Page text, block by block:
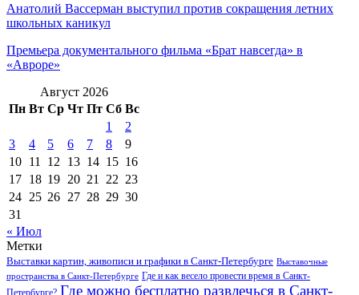
Анатолий Вассерман выступил против сокращения летних
школьных каникул
Премьера документального фильма «Брат навсегда» в
«Авроре»
Август 2026
Пн Вт Ср Чт Пт Сб Вс
1
2
3
4 5 6 7 8
9
10 11 12 13 14 15 16
17 18 19 20 21 22 23
24 25 26 27 28 29 30
31
« Июл
Метки
Выставки картин, живописи и графики в Санкт-Петербурге Выставочные
пространства в Санкт-Петербурге Где и как весело провести время в Санкт-
Петербурге? Где можно бесплатно развлечься в Санкт-